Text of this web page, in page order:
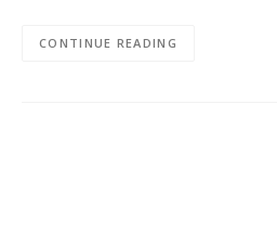
CONTINUE READING